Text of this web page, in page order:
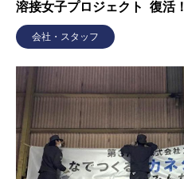
溶接女子プロジェクト 復活！
会社・スタッフ